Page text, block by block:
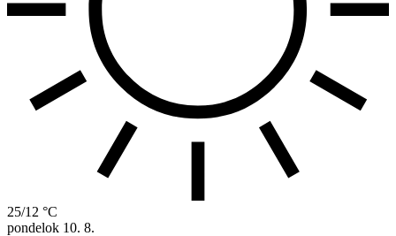
25/12 °C
pondelok 10. 8.